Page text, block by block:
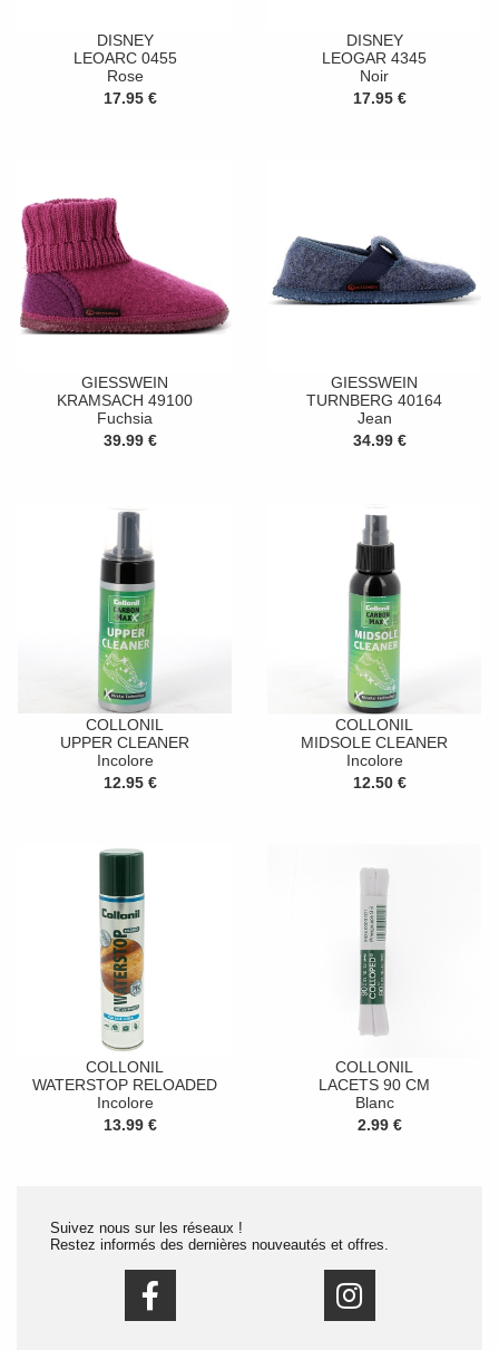
DISNEY
LEOARC 0455
Rose
17.95 €
DISNEY
LEOGAR 4345
Noir
17.95 €
GIESSWEIN
KRAMSACH 49100
Fuchsia
39.99 €
GIESSWEIN
TURNBERG 40164
Jean
34.99 €
COLLONIL
UPPER CLEANER
Incolore
12.95 €
COLLONIL
MIDSOLE CLEANER
Incolore
12.50 €
COLLONIL
WATERSTOP RELOADED
Incolore
13.99 €
COLLONIL
LACETS 90 CM
Blanc
2.99 €
Suivez nous sur les réseaux !
Restez informés des dernières nouveautés et offres.